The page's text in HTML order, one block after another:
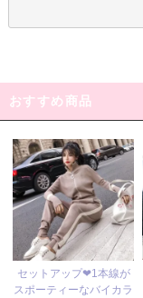
おすすめ商品
セットアップ❤1本線が
スポーティーなバイカラ